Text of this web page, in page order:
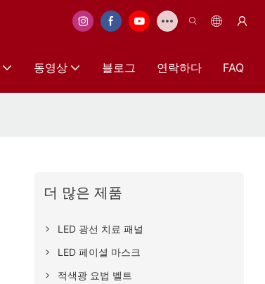
동영상 블로그 연락하다 FAQ
더 많은 제품
LED 광선 치료 패널
LED 페이셜 마스크
적색광 요법 벨트